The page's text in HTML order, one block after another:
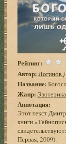
Рейтинг:
Автор: Логинов
Название:
Жанр: Эзотерика
Аннотация:
Этот текст
книги
Первая, 2009).